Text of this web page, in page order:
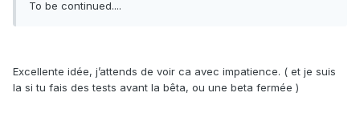
To be continued....
Excellente idée, j’attends de voir ca avec impatience. ( et je suis
la si tu fais des tests avant la bêta, ou une beta fermée )